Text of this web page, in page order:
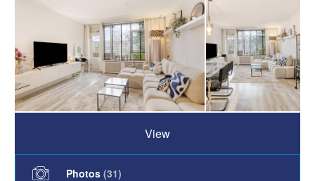
View
Photos (31)